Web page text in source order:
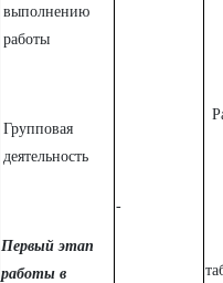
выполнению
работы
Групповая
деятельность
Первый этап
работы в
-